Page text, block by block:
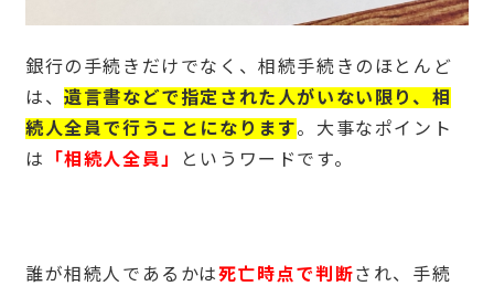
銀行の手続きだけでなく、相続手続きのほとんど
は、遺言書などで指定された人がいない限り、 相
続人全員で行うことになります。大事なポイント
は
「相続人全員」 というワードです。
誰が相続人であるかは死亡時点で判断され、手続